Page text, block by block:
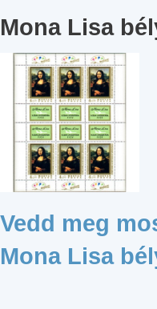
Mona Lisa
Vedd meg
Mona Lisa